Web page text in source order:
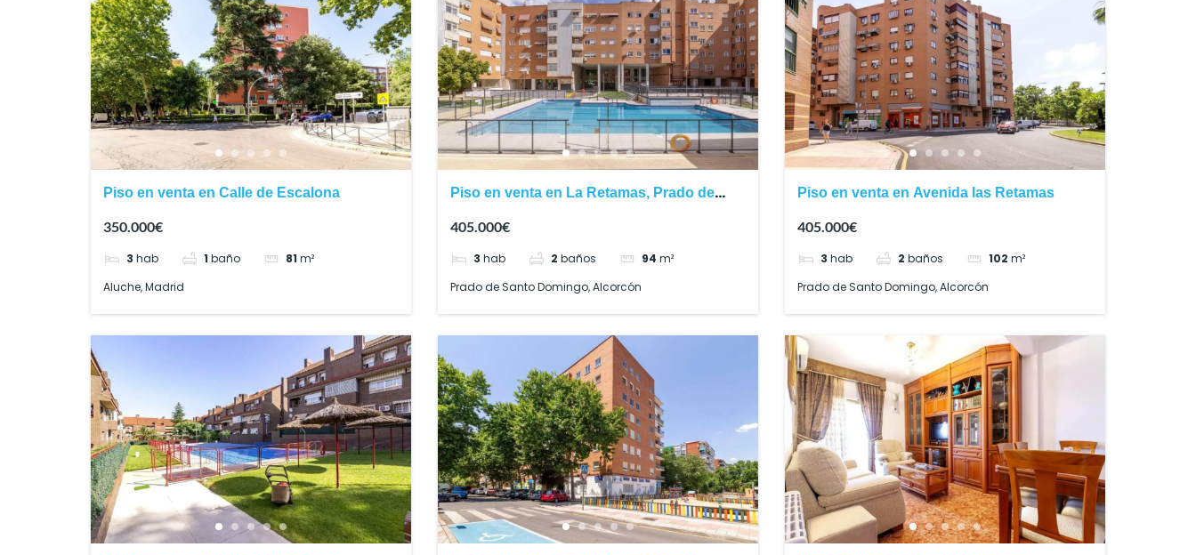
Piso en venta en Calle de Escalona
350.000€
3 hab 1 baño 81 m²
Aluche, Madrid
Piso en venta en La Retamas, Prado de
405.000€
3 hab 2 baños 94 m²
Prado de Santo Domingo, Alcorcón
Piso en venta en Avenida las Retamas
405.000€
3 hab 2 baños 102 m²
Prado de Santo Domingo, Alcorcón